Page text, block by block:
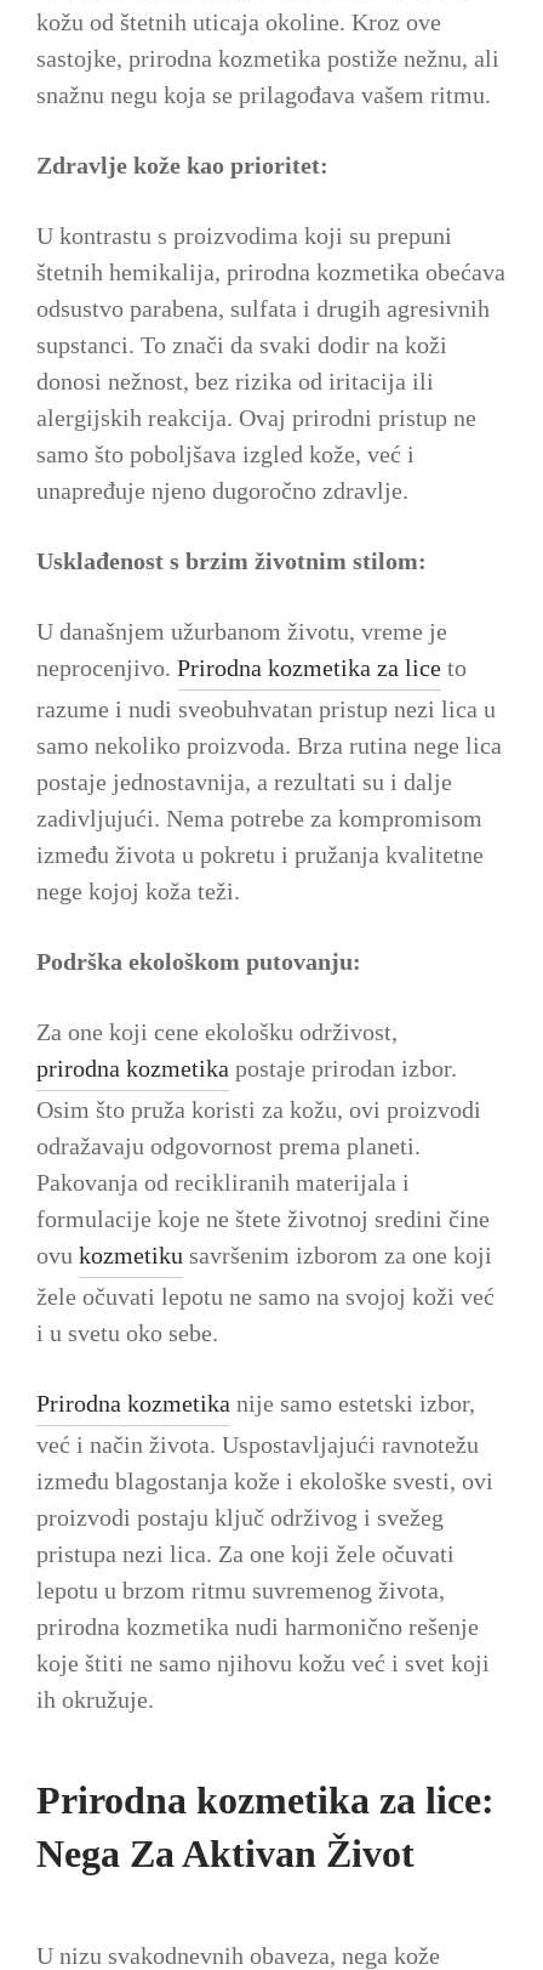
kožu od štetnih uticaja okoline. Kroz ove
sastojke, prirodna kozmetika postiže nežnu, ali
snažnu negu koja se prilagođava vašem ritmu.
Zdravlje kože kao prioritet:
U kontrastu s proizvodima koji su prepuni
štetnih hemikalija, prirodna kozmetika obećava
odsustvo parabena, sulfata i drugih agresivnih
supstanci. To znači da svaki dodir na koži
donosi nežnost, bez rizika od iritacija ili
alergijskih reakcija. Ovaj prirodni pristup ne
samo što poboljšava izgled kože, već i
unapređuje njeno dugoročno zdravlje.
Usklađenost s brzim životnim stilom:
U današnjem užurbanom životu, vreme je
neprocenjivo. Prirodna kozmetika za lice to
razume i nudi sveobuhvatan pristup nezi lica u
samo nekoliko proizvoda. Brza rutina nege lica
postaje jednostavnija, a rezultati su i dalje
zadivljujući. Nema potrebe za kompromisom
između života u pokretu i pružanja kvalitetne
nege kojoj koža teži.
Podrška ekološkom putovanju:
Za one koji cene ekološku održivost,
prirodna kozmetika postaje prirodan izbor.
Osim što pruža koristi za kožu, ovi proizvodi
odražavaju odgovornost prema planeti.
Pakovanja od recikliranih materijala i
formulacije koje ne štete životnoj sredini čine
ovu kozmetiku savršenim izborom za one koji
žele očuvati lepotu ne samo na svojoj koži već
i u svetu oko sebe.
Prirodna kozmetika nije samo estetski izbor,
već i način života. Uspostavljajući ravnotežu
između blagostanja kože i ekološke svesti, ovi
proizvodi postaju ključ održivog i svežeg
pristupa nezi lica. Za one koji žele očuvati
lepotu u brzom ritmu suvremenog života,
prirodna kozmetika nudi harmonično rešenje
koje štiti ne samo njihovu kožu već i svet koji
ih okružuje.
Prirodna kozmetika za lice:
Nega Za Aktivan Život
U nizu svakodnevnih obaveza, nega kože